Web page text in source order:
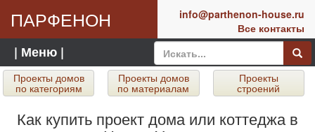
ПАРФЕНОН
info@parthenon-house.ru
Все контакты
| Меню |
Проекты домов
по категориям
Проекты домов
по материалам
Проекты
строений
Как купить проект дома или коттеджа в